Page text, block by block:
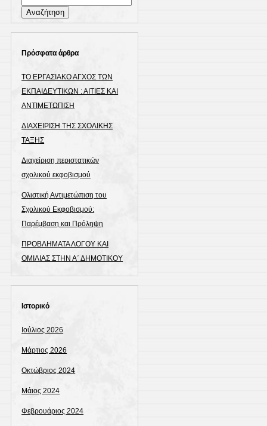
για:
Πρόσφατα άρθρα
ΤΟ ΕΡΓΑΣΙΑΚΟ ΑΓΧΟΣ ΤΩΝ
ΕΚΠΑΙΔΕΥΤΙΚΩΝ : ΑΙΤΙΕΣ ΚΑΙ
ΑΝΤΙΜΕΤΩΠΙΣΗ
ΔΙΑΧΕΙΡΙΣΗ ΤΗΣ ΣΧΟΛΙΚΗΣ
ΤΑΞΗΣ
Διαχείριση περιστατικών
σχολικού εκφοβισμού
Ολιστική Αντιμετώπιση του
Σχολικού Εκφοβισμού:
Παρέμβαση και Πρόληψη
ΠΡΟΒΛΗΜΑΤΑ ΛΟΓΟΥ ΚΑΙ
ΟΜΙΛΙΑΣ ΣΤΗΝ Α΄ ΔΗΜΟΤΙΚΟΥ
Ιστορικό
Ιούλιος 2026
Μάρτιος 2026
Οκτώβριος 2024
Μάιος 2024
Φεβρουάριος 2024